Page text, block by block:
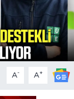
A- A+